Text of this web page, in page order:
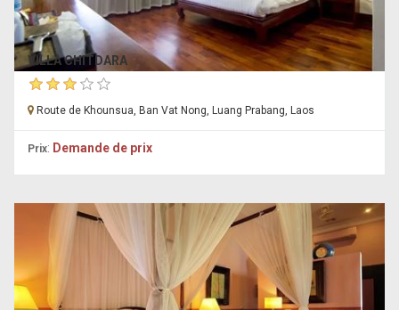
VILLA CHITDARA
Route de Khounsua, Ban Vat Nong, Luang Prabang, Laos
Prix: Demande de prix